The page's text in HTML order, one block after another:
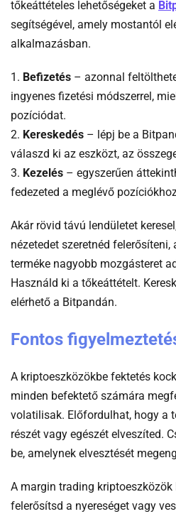
tőkeáttételes lehetőségeket a
segítségével, amely mostantól
alkalmazásban.
1. Befizetés – azonnal
ingyenes fizetési módszerrel,
pozíciódat.
2. Kereskedés – lépj be a
válaszd ki az eszközt, az
3. Kezelés – egyszerűen
fedezeted a meglévő
Akár rövid távú lendületet
nézetedet szeretnéd felerősíteni,
terméke nagyobb mozgásteret
Használd ki a tőkeáttételt.
elérhető a Bitpandán.
Fontos
A kriptoeszközökbe fektetés
minden befektető számára
volatilisak. Előfordulhat, hogy a
részét vagy egészét elveszíted.
be, amelynek elvesztését
A margin trading
felerősítsd a nyereséget vagy